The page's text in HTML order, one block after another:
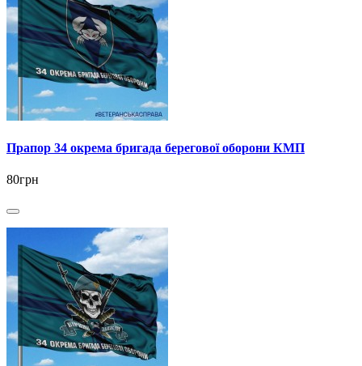
Прапор 34 окрема бригада берегової оборони КМП
80грн